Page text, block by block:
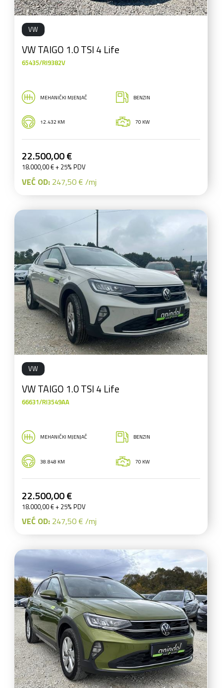
VW
VW TAIGO 1.0 TSI 4 Life
65435/RI9382V
MEHANIČKI MJENJAČ BENZIN
12.432 KM 70 KW
22.500,00 €
18.000,00 € + 25% PDV
VEĆ OD: 247,50 € /mj
VW
VW TAIGO 1.0 TSI 4 Life
66631/RI3549AA
MEHANIČKI MJENJAČ BENZIN
38.848 KM 70 KW
22.500,00 €
18.000,00 € + 25% PDV
VEĆ OD: 247,50 € /mj